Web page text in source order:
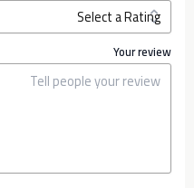
Your review